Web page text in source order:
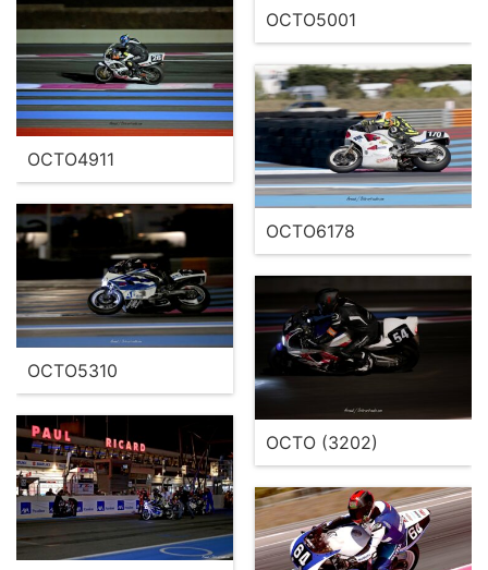
OCTO5001
OCTO4911
OCTO6178
OCTO5310
OCTO (3202)